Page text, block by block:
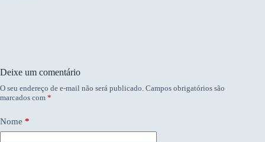
Deixe um comentário
O seu endereço de e-mail não será publicado. Campos obrigatórios são
marcados com *
Nome *